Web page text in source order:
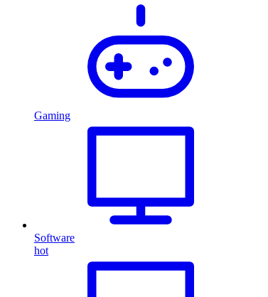
Gaming
Software
hot